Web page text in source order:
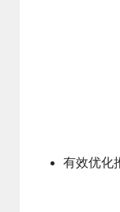
有效优化